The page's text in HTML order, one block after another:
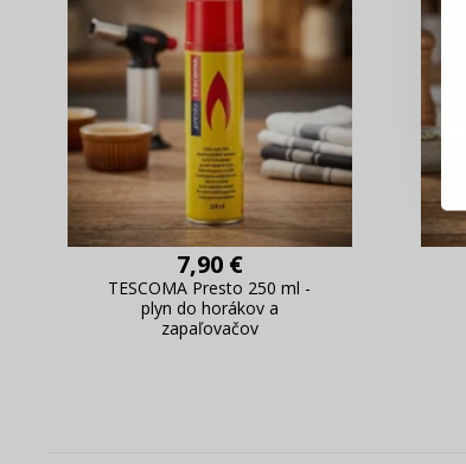
7,90 €
TESCOMA Presto 250 ml -
plyn do horákov a
zapaľovačov